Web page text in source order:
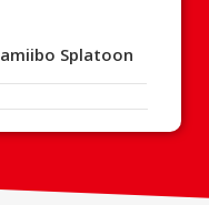
amiibo Splatoon